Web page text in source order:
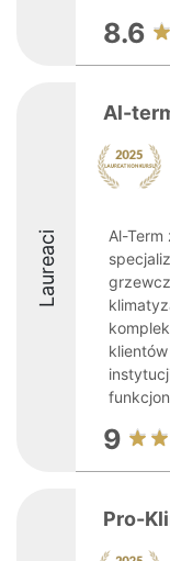
8.6
Laureaci
Al-
Al-Term
9
Pro-